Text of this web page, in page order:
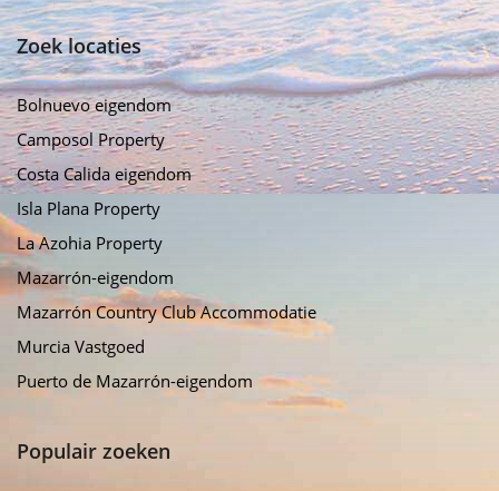
Zoek locaties
Bolnuevo eigendom
Camposol Property
Costa Calida eigendom
Isla Plana Property
La Azohia Property
Mazarrón-eigendom
Mazarrón Country Club Accommodatie
Murcia Vastgoed
Puerto de Mazarrón-eigendom
Populair zoeken